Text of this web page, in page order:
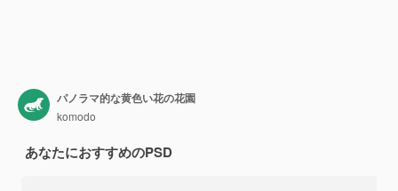
パノラマ的な黄色い花の花園
komodo
あなたにおすすめのPSD